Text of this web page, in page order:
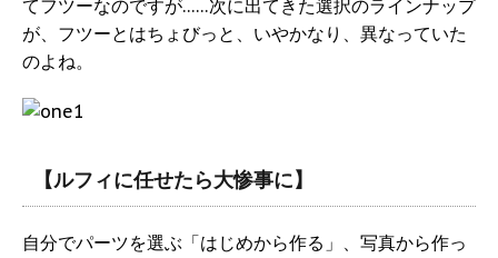
てフツーなのですが……次に出てきた選択のラインナップ
が、フツーとはちょびっと、いやかなり、異なっていた
のよね。
【ルフィに任せたら大惨事に】
自分でパーツを選ぶ「はじめから作る」、写真から作っ